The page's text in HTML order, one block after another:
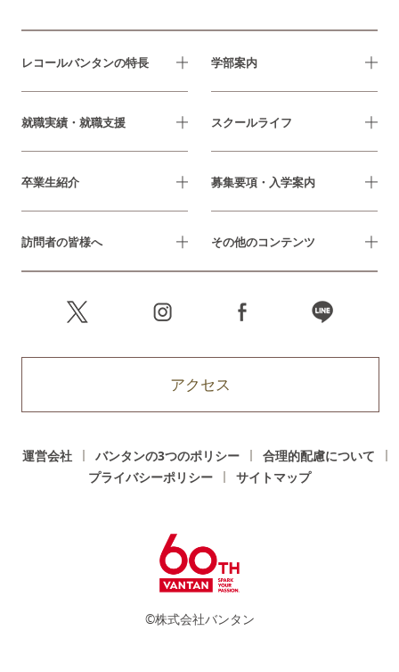
レコールバンタンの特長 学部案内
就職実績・就職支援 スクールライフ
卒業生紹介 募集要項・入学案内
訪問者の皆様へ その他のコンテンツ
アクセス
運営会社 バンタンの3つのポリシー
合理的配慮について
プライバシーポリシー
サイトマップ
©株式会社バンタン